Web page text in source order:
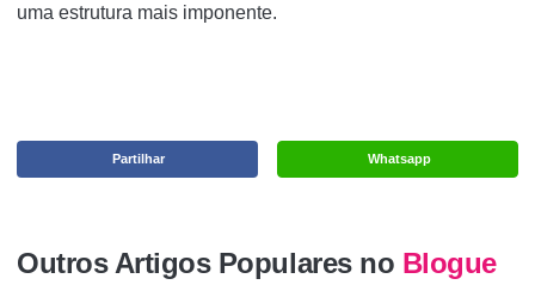
uma estrutura mais imponente.
Whatsapp
Partilhar
Outros Artigos Populares no Blogue